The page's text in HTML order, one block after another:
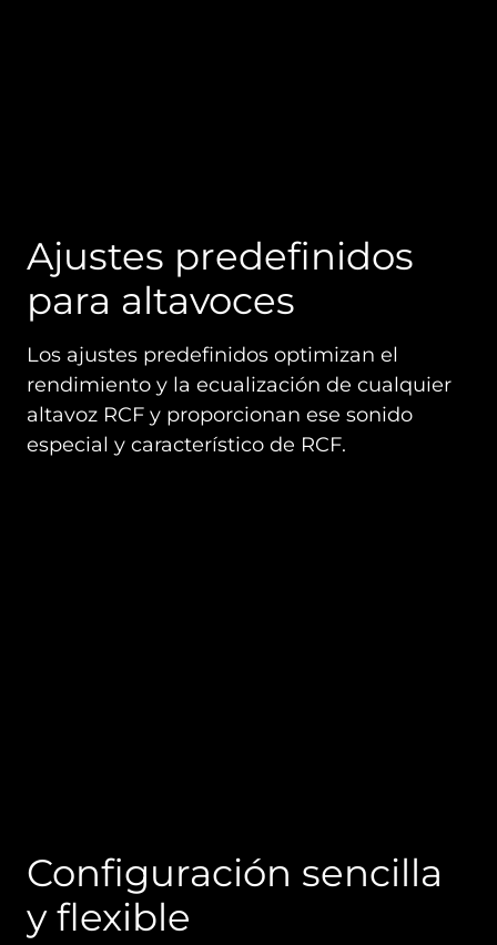
Ajustes predefinidos
para altavoces
Los ajustes predefinidos optimizan el
rendimiento y la ecualización de cualquier
altavoz RCF y proporcionan ese sonido
especial y característico de RCF.
Configuración sencilla
y flexible